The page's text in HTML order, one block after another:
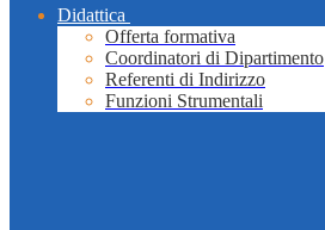
Didattica
Offerta formativa
Coordinatori di Dipartimento
Referenti di Indirizzo
Funzioni Strumentali